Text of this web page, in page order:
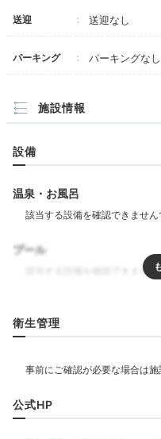
ッキー、ドリンクなどを
スタールーム）」にもラ
ラウンジではスパークリング
送迎 送迎なし
パーキング パーキングなし
施設情報
設備
温泉・お風呂
プール
飲食
衛生管理
公式HP